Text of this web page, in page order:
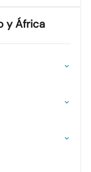
y África